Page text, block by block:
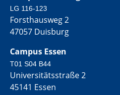
LG 116-123
Forsthausweg 2
47057 Duisburg
Campus Essen
T01 S04 B44
Universitätsstraße 2
45141 Essen